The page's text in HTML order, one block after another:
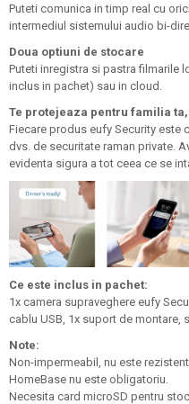
Puteti comunica in timp real cu
intermediul sistemului audio bi-
Doua optiuni de stocare
Puteti inregistra si pastra filmarile
inclus in pachet) sau in cloud.
Te protejeaza pentru familia
Fiecare produs eufy Security este
dvs. de securitate raman private.
evidenta sigura a tot ceea ce se
Ce este inclus in pachet:
1x camera supraveghere eufy
cablu USB, 1x suport de montare,
Note:
Non-impermeabil, nu este
HomeBase nu este obligatoriu.
Necesita card microSD pentru